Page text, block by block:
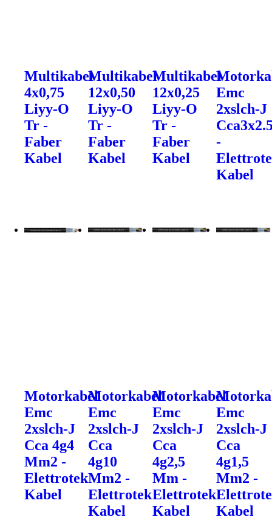
Multikabel
4x0,75
Liyy-O
Tr -
Faber
Kabel
Multikabel
12x0,50
Liyy-O
Tr -
Faber
Kabel
Multikabel
12x0,25
Liyy-O
Tr -
Faber
Kabel
Emc
2xslch-J
-
Kabel
Motorkabel
Emc
2xslch-J
Cca 4g4
Mm2 -
Elettrotek
Kabel
Motorkabel
Emc
2xslch-J
Cca
4g10
Mm2 -
Elettrotek
Kabel
Motorkabel
Emc
2xslch-J
Cca
4g2,5
Mm -
Elettrotek
Kabel
Emc
2xslch-J
Cca
4g1,5
Mm2 -
Kabel